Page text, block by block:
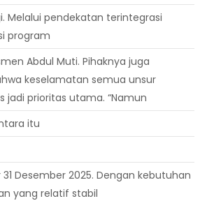
Melalui pendekatan terintegrasi
program
Abdul Muti. Pihaknya juga
keselamatan semua unsur
jadi prioritas utama. “Namun
itu
Desember 2025. Dengan kebutuhan
yang relatif stabil